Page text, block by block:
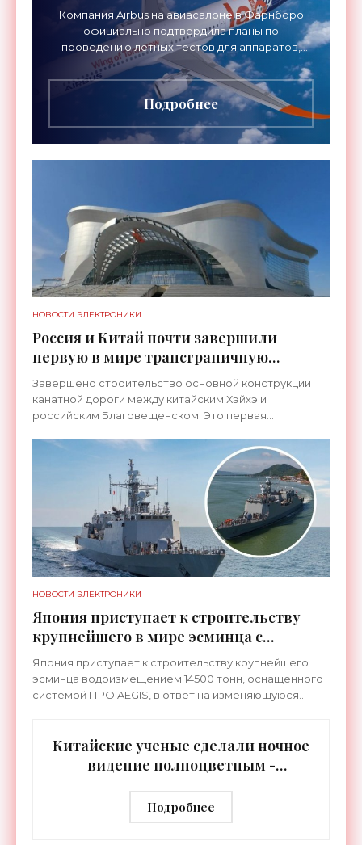
Компания Airbus на авиасалоне в Фарнборо
официально подтвердила планы по
проведению летных тестов для аппаратов,
созданных в рамках нового проекта «Крыло
будущего». Цель разработки
Подробнее
НОВОСТИ ЭЛЕКТРОНИКИ
Россия и Китай почти завершили
первую в мире трансграничную
канатную дорогу между двумя
странами - «Технологии»
Завершено строительство основной конструкции
канатной дороги между китайским Хэйхэ и
российским Благовещенском. Это первая
соединит не просто два города, а
НОВОСТИ ЭЛЕКТРОНИКИ
Япония приступает к строительству
крупнейшего в мире эсминца с
системой ПРО AEGIS - «Оружие»
Япония приступает к строительству крупнейшего
эсминца водоизмещением 14500 тонн, оснащенного
системой ПРО AEGIS, в ответ на изменяющуюся
Китайские ученые сделали ночное
видение полноцветным -
Подробнее